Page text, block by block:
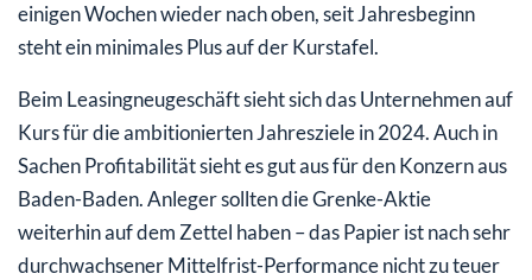
einigen Wochen wieder nach oben, seit Jahresbeginn
steht ein minimales Plus auf der Kurstafel.
Beim Leasingneugeschäft sieht sich das Unternehmen auf
Kurs für die ambitionierten Jahresziele in 2024. Auch in
Sachen Profitabilität sieht es gut aus für den Konzern aus
Baden-Baden. Anleger sollten die Grenke-Aktie
weiterhin auf dem Zettel haben – das Papier ist nach sehr
durchwachsener Mittelfrist-Performance nicht zu teuer